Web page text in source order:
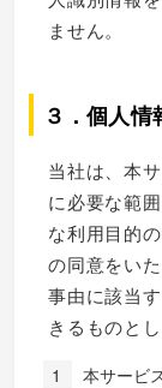
ません。
３．個人
当社は、本
に必要な範
な利用目的
の同意をい
事由に該当
きるものとし
本サービ